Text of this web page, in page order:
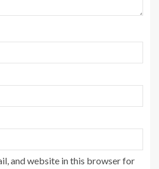
and website in this browser for